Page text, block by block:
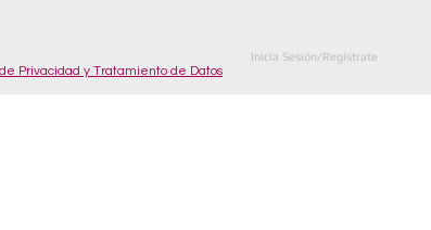
Inicia Sesión/Regístrate
Privacidad y Tratamiento de Datos